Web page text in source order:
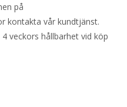
på
kontakta vår kundtjänst.
veckors hållbarhet vid köp